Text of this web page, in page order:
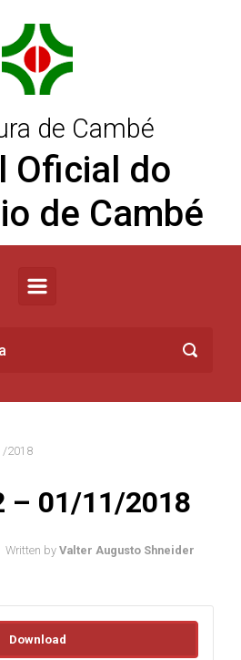
de Cambé
Oficial do
de Cambé
2018
– 01/11/2018
Written by Valter Augusto Shneider
Download